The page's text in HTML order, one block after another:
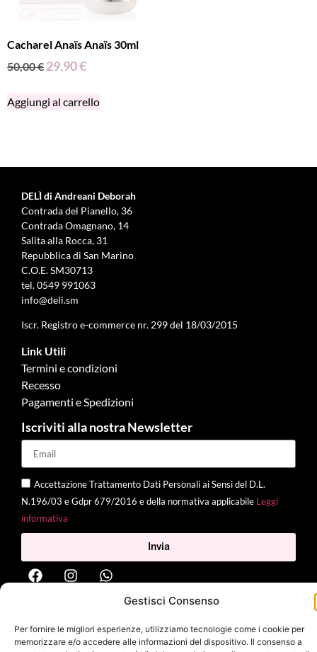
Gestisci Consenso
Per fornire le migliori esperienze, utilizziamo tecnologie come i cookie per
memorizzare e/o accedere alle informazioni del dispositivo. Il consenso a
Cacharel Anaïs Anaïs 30ml
50,00€ 29,90€
Aggiungi al carrello
DELÌ di Andreani Deborah
Contrada del Pianello, 36
Contrada Omagnano, 14
Salita alla Rocca, 31
Repubblica di San Marino
C.O.E. SM30713
tel.0549 991063
info@deli.sm
Iscr. Registro e-commerce nr. 299 del 18/03/2015
Link Utili
Termini e condizioni
Recesso
Pagamenti e Spedizioni
Iscriviti alla nostra Newsletter
Accettazione Trattamento Dati Personali ai Sensi del D.L.
N.196/03 e Gdpr 679/2016 e della normativa applicabile Leggi
informativa
Invia
Mina